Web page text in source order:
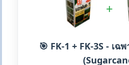
+
🎯 FK-1 + FK-3S - เฉ